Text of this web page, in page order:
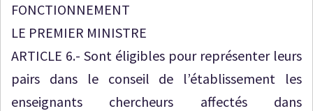
FONCTIONNEMENT
LE PREMIER MINISTRE
ARTICLE 6.- Sont éligibles pour représenter leurs
pairs dans le conseil de l’établissement les
enseignants chercheurs affectés dans